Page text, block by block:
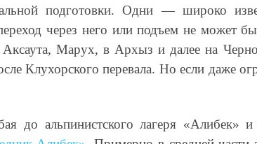
подготовки. Одни — широко
через него или подъем не может
Марух, в Архыз и далее на
Клухорского перевала. Но если даже
до альпинистского лагеря «Алибек»